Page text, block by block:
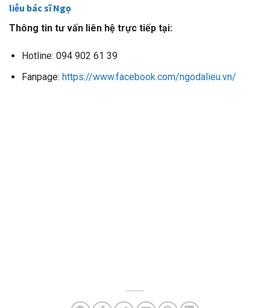
liễu bác sĩ Ngọ
Thông tin tư vấn liên hệ trực tiếp tại:
Hotline: 094 902 61 39
Fanpage: https://www.facebook.com/ngodalieu.vn/